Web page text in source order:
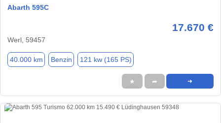
Abarth 595C
17.670 €
Werl, 59457
40.000 km Benzin 121 kw (165 PS)
★ ➦ ➜